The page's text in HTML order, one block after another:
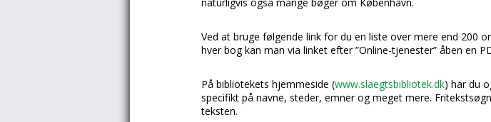
Ved at bruge følgende link for du en liste over mere end 200
hver bog kan man via linket efter ”Online-tjenester” åben en
På bibliotekets hjemmeside (www.slaegtsbibliotek.dk) har du
specifikt på navne, steder, emner og meget mere.
teksten.